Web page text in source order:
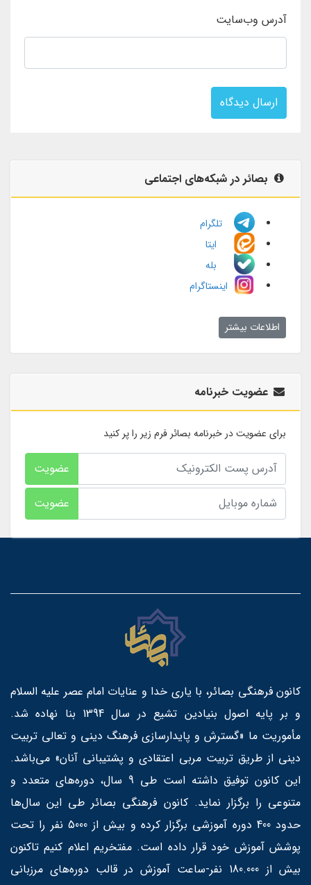
آدرس وب‌سایت
ارسال دیدگاه
بصائر در شبکه‌های اجتماعی
تلگرام
ایتا
بله
اینستاگرام
اطلاعات بیشتر
عضویت خبرنامه
برای عضویت در خبرنامه بصائر فرم زیر را پر کنید
عضویت
عضویت
کانون فرهنگی بصائر، با یاری خدا و عنایات امام عصر علیه السلام
و بر پایه اصول بنیادین تشیع در سال 1394 بنا نهاده شد.
مأموریت ما «گسترش و پایدارسازی فرهنگ دینی و تعالی تربیت
دینی از طریق تربیت مربی اعتقادی و پشتیبانی آنان» می‌باشد.
این کانون توفیق داشته است طی 9 سال، دوره‌های متعدد و
متنوعی را برگزار نماید. کانون فرهنگی بصائر طی این سال‌ها
حدود 400 دوره آموزشی برگزار کرده و بیش از 5000 نفر را تحت
پوشش آموزش خود قرار داده است. مفتخریم اعلام کنیم تاکنون
بیش از 180.000 نفر-ساعت آموزش در قالب دوره‌های مرزبانی